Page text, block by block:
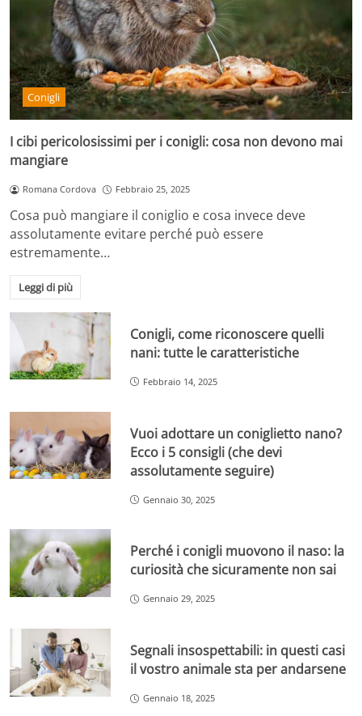
Conigli
I cibi pericolosissimi per i conigli: cosa non devono mai
mangiare
Romana Cordova Febbraio 25, 2025
Cosa può mangiare il coniglio e cosa invece deve
assolutamente evitare perché può essere
estremamente…
Leggi di più
Conigli, come riconoscere quelli
nani: tutte le caratteristiche
Febbraio 14, 2025
Vuoi adottare un coniglietto nano?
Ecco i 5 consigli (che devi
assolutamente seguire)
Gennaio 30, 2025
Perché i conigli muovono il naso: la
curiosità che sicuramente non sai
Gennaio 29, 2025
Segnali insospettabili: in questi casi
il vostro animale sta per andarsene
Gennaio 18, 2025